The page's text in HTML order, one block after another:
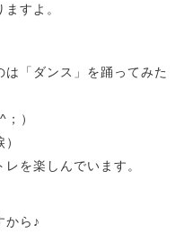
すよ。
「ダンス」を踊ってみた
）
を楽しんでいます。
から♪